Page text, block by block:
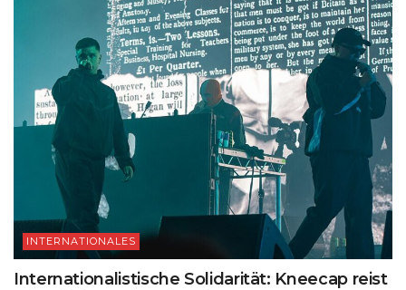
INTERNATIONALES
Internationalistische Solidarität: Kneecap reist